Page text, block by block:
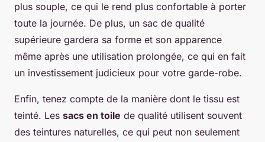
plus souple, ce qui le rend plus confortable à porter
toute la journée. De plus, un sac de qualité
supérieure gardera sa forme et son apparence
même après une utilisation prolongée, ce qui en fait
un investissement judicieux pour votre garde-robe.
Enfin, tenez compte de la manière dont le tissu est
teinté. Les sacs en toile de qualité utilisent souvent
des teintures naturelles, ce qui peut non seulement